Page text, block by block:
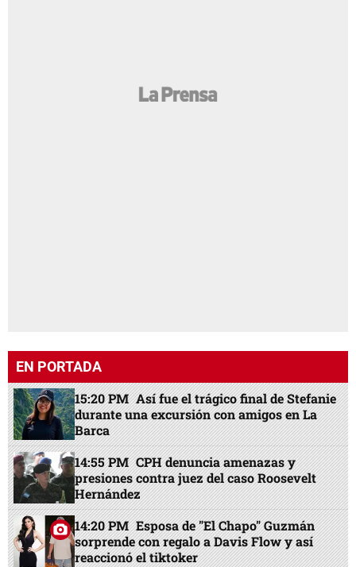
EN PORTADA
15:20 PM Así fue el trágico final de Stefanie
durante una excursión con amigos en La
Barca
14:55 PM CPH denuncia amenazas y
presiones contra juez del caso Roosevelt
Hernández
14:20 PM Esposa de "El Chapo" Guzmán
sorprende con regalo a Davis Flow y así
reaccionó el tiktoker